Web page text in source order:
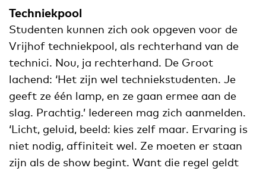
Techniekpool
Studenten kunnen zich ook opgeven voor de
Vrijhof techniekpool, als rechterhand van de
technici. Nou, ja rechterhand. De Groot
lachend: ‘Het zijn wel techniekstudenten. Je
geeft ze één lamp, en ze gaan ermee aan de
slag. Prachtig.’ Iedereen mag zich aanmelden.
‘Licht, geluid, beeld: kies zelf maar. Ervaring is
niet nodig, affiniteit wel. Ze moeten er staan
zijn als de show begint. Want die regel geldt